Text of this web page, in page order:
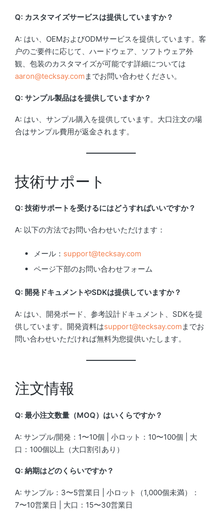
Q: カスタマイズサービスは提供していますか？
A: はい、OEMおよびODMサービスを提供しています。客
户のご要件に応じて、ハードウェア、ソフトウェア外
観、包装のカスタマイズが可能です詳細については
aaron@tecksay.com までお問い合わせください。
Q: サンプル製品はを提供していますか？
A: はい、サンプル購入を提供しています。大口注文の場
合はサンプル費用が返金されます。
技術サポート
Q: 技術サポートを受けるにはどうすればいいですか？
A: 以下の方法でお問い合わせいただけます：
メール： support@tecksay.com
ページ下部のお問い合わせフォーム
Q: 開発ドキュメントやSDKは提供していますか？
A: はい、開発ボード、参考設計ドキュメント、SDKを提
供しています。開発資料はsupport@tecksay.com までお
問い合わせいただければ無料为您提供いたします。
注文情報
Q: 最小注文数量（MOQ）はいくらですか？
A: サンプル/開発：1〜10個 | 小ロット：10〜100個 | 大
口：100個以上（大口割引あり）
Q: 納期はどのくらいですか？
A: サンプル：3〜5営業日 | 小ロット（1,000個未満）：
7〜10営業日 | 大口：15〜30営業日